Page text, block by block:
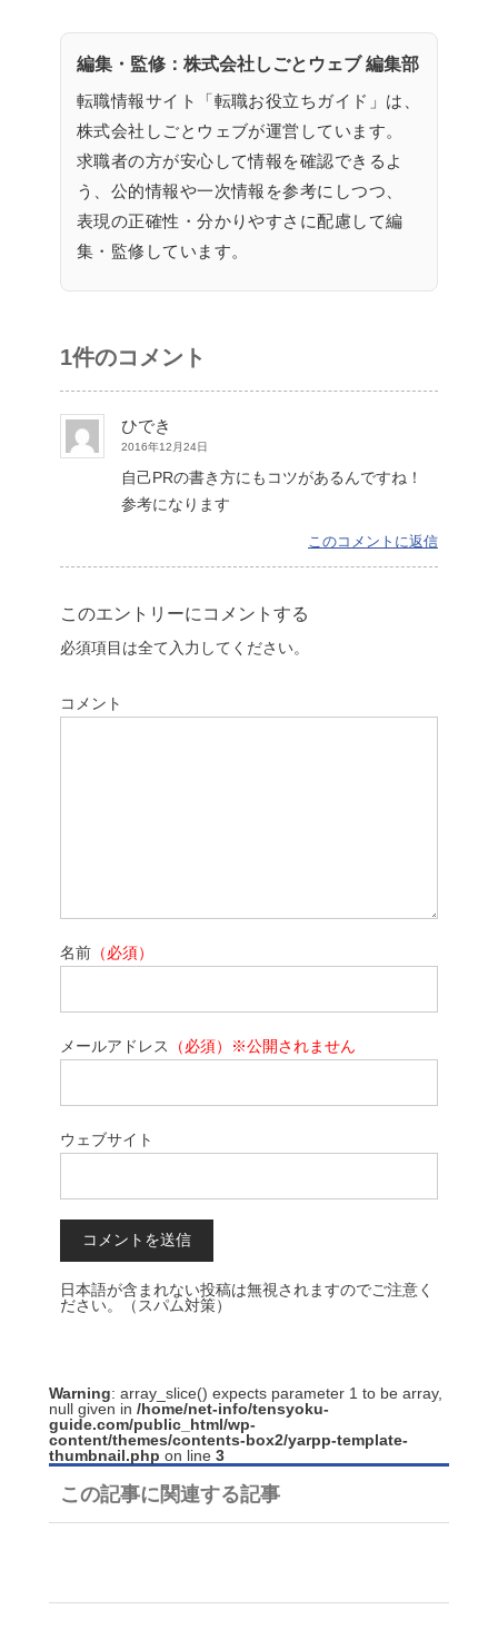
編集・監修：株式会社しごとウェブ 編集部
転職情報サイト「転職お役立ちガイド」は、
株式会社しごとウェブが運営しています。
求職者の方が安心して情報を確認できるよ
う、公的情報や一次情報を参考にしつつ、
表現の正確性・分かりやすさに配慮して編
集・監修しています。
1件のコメント
ひでき
2016年12月24日
自己PRの書き方にもコツがあるんですね！
参考になります
このコメントに返信
このエントリーにコメントする
必須項目は全て入力してください。
コメント
名前 （必須）
メールアドレス （必須）※公開されません
ウェブサイト
日本語が含まれない投稿は無視されますのでご注意く
ださい。（スパム対策）
Warning: array_slice() expects parameter 1 to be array,
null given in /home/net-info/tensyoku-
guide.com/public_html/wp-
content/themes/contents-box2/yarpp-template-
thumbnail.php on line 3
この記事に関連する記事